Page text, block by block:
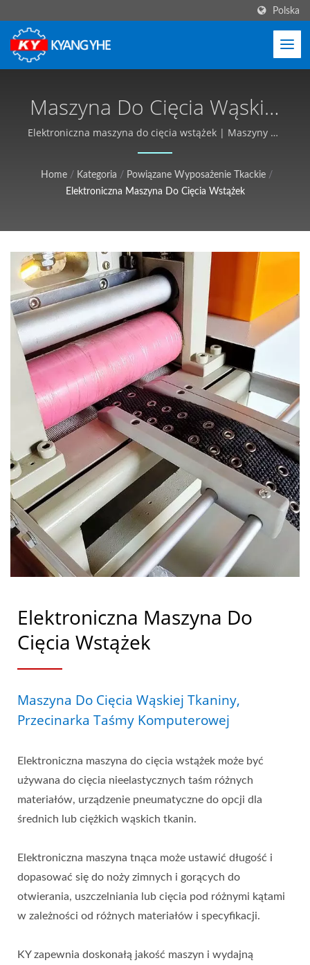
Polska
Maszyna Do Cięcia Wąskiej
Tkaniny, Przecinarka
Taśmy Komputerowej |
Przemysłowy Sprzęt
Darmowa Wycena - Kyang
Yhe (KY)
Elektroniczna maszyna do cięcia wstążek | Maszyny do
wąskich tkanin i etykiet, globalna obsługa - Kyang Yhe
Home / Kategoria / Powiązane Wyposażenie Tkackie /
Elektroniczna Maszyna Do Cięcia Wstążek
Elektroniczna Maszyna Do
Cięcia Wstążek
Maszyna Do Cięcia Wąskiej Tkaniny,
Przecinarka Taśmy Komputerowej
Elektroniczna maszyna do cięcia wstążek może być
używana do cięcia nieelastycznych taśm różnych
materiałów, urządzenie pneumatyczne do opcji dla
średnich lub ciężkich wąskich tkanin.
Elektroniczna maszyna tnąca może ustawić długość i
dopasować się do noży zimnych i gorących do
otwierania, uszczelniania lub cięcia pod różnymi kątami
w zależności od różnych materiałów i specyfikacji.
KY zapewnia doskonałą jakość maszyn i wydajną